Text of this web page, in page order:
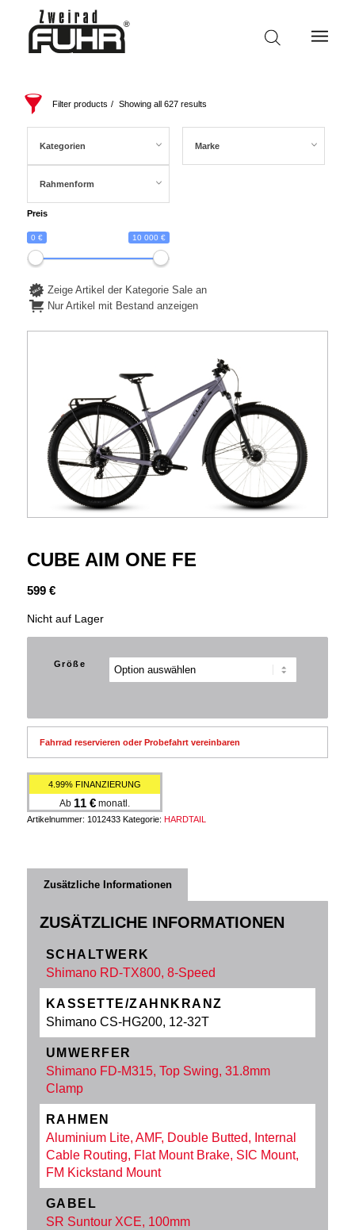
Filter products Showing all 627 results
Kategorien Marke
Rahmenform
Preis
0 € 10 000 €
Zeige Artikel der Kategorie Sale an
Nur Artikel mit Bestand anzeigen
CUBE AIM ONE FE
599 €
Nicht auf Lager
Größe
Fahrrad reservieren oder Probefahrt vereinbaren
4.99% FINANZIERUNG
Ab 11 €monatl.
Artikelnummer: 1012433 Kategorie: HARDTAIL
Zusätzliche Informationen
ZUSÄTZLICHE INFORMATIONEN
SCHALTWERK
Shimano RD-TX800, 8-Speed
KASSETTE/ZAHNKRANZ
Shimano CS-HG200, 12-32T
UMWERFER
Shimano FD-M315, Top Swing, 31.8mm
Clamp
RAHMEN
Aluminium Lite, AMF, Double Butted, Internal
Cable Routing, Flat Mount Brake, SIC Mount,
FM Kickstand Mount
GABEL
SR Suntour XCE, 100mm